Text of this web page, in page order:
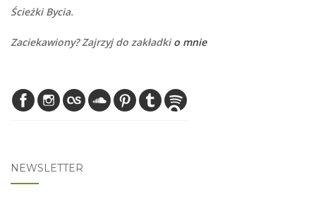
Ścieżki Bycia.
Zaciekawiony? Zajrzyj do zakładkio mnie
NEWSLETTER